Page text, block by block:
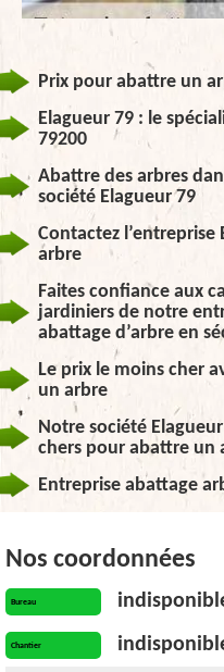
Prix pour abattre un
Elagueur 79 : le
79200
Abattre des arbres
société Elagueur 79
Contactez
arbre
Faites confiance aux
jardiniers de notre
abattage d’arbre en
Le prix le moins cher
un arbre
Notre société
chers pour abattre un
Entreprise abattage
Nos coordonnées
Bureau
Chantier